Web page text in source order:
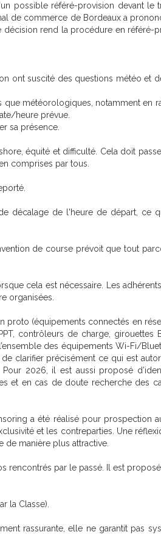
possible référé-provision devant le
de commerce de Bordeaux a
décision rend la procédure en référé-
ont suscité des questions météo et
météorologiques, notamment en
heure prévue.
sa présence.
équité et difficulté. Cela doit
comprises par tous.
décalage de l'heure de départ, ce
de course prévoit que tout
cela est nécessaire. Les
organisées.
proto (équipements connectés en
contrôleurs de charge, girouettes
des équipements Wi-Fi/
clarifier précisément ce qui est
2026, il est aussi proposé
et en cas de doute recherche des
a été réalisé pour prospection
et les contreparties. Une
de manière plus attractive.
rencontrés par le passé. Il est
la Classe).
rassurante, elle ne garantit pas